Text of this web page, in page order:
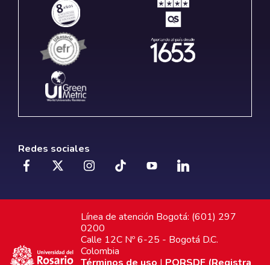
Redes sociales
Línea de atención Bogotá: (601) 297
0200
Calle 12C Nº 6-25 - Bogotá D.C.
Colombia